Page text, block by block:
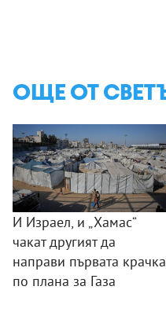
ОЩЕ ОТ
И Израел, и „Хамас“
чакат другият да
направи първата крачка
по плана за Газа